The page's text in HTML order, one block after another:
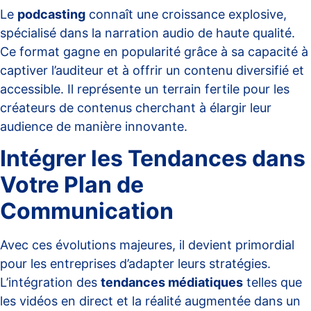
Le podcasting connaît une croissance explosive,
spécialisé dans la narration audio de haute qualité.
Ce format gagne en popularité grâce à sa capacité à
captiver l’auditeur et à offrir un contenu diversifié et
accessible. Il représente un terrain fertile pour les
créateurs de contenus cherchant à élargir leur
audience de manière innovante.
Intégrer les Tendances dans
Votre Plan de
Communication
Avec ces évolutions majeures, il devient primordial
pour les entreprises d’adapter leurs stratégies.
L’intégration des tendances médiatiques telles que
les vidéos en direct et la réalité augmentée dans un